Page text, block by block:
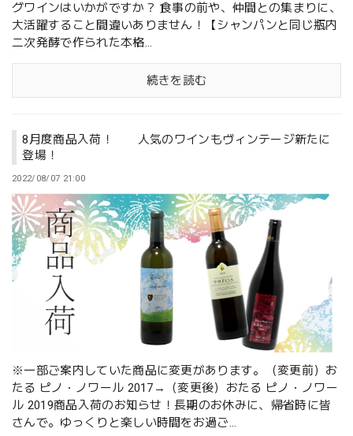
グワインはいかがですか？ 食事の前や、仲間との集まりに、
大活躍すること間違いありません！【シャンパンと同じ瓶内
二次発酵で作られた本格...
続きを読む
8月度商品入荷！ 人気のワインもヴィンテージ新たに
登場！
2022/08/07 21:00
※一部ご案内していた商品に変更があります。（変更前）お
たる ピノ・ノワール 2017→（変更後）おたる ピノ・ノワー
ル 2019商品入荷のお知らせ！長期のお休みに、帰省時に皆
さんで。ゆっくりと楽しい時間をお過ご...